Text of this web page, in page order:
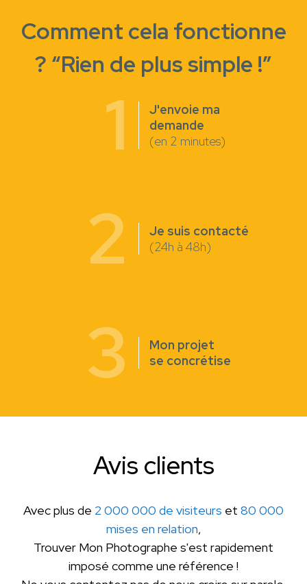
Comment cela fonctionne
? “Rien de plus simple !”
1
J'envoie ma
demande
(en 2 minutes)
2
Je suis contacté
(24h à 48h)
3
Mon projet
se concrétise
Avis clients
Avec plus de 2 000 000 de visiteurs et 80 000
mises en relation,
Trouver Mon Photographe s'est rapidement
imposé comme une référence !